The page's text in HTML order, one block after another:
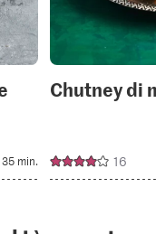
35 min.
Chutney di
16